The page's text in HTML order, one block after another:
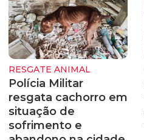
RESGATE ANIMAL
Polícia Militar
resgata cachorro em
situação de
sofrimento e